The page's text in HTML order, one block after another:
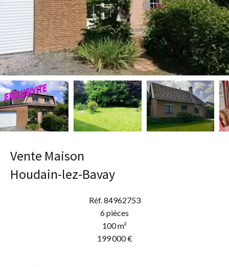
Vente Maison
Houdain-lez-Bavay
Réf. 84962753
6 pièces
100 m²
199 000 €